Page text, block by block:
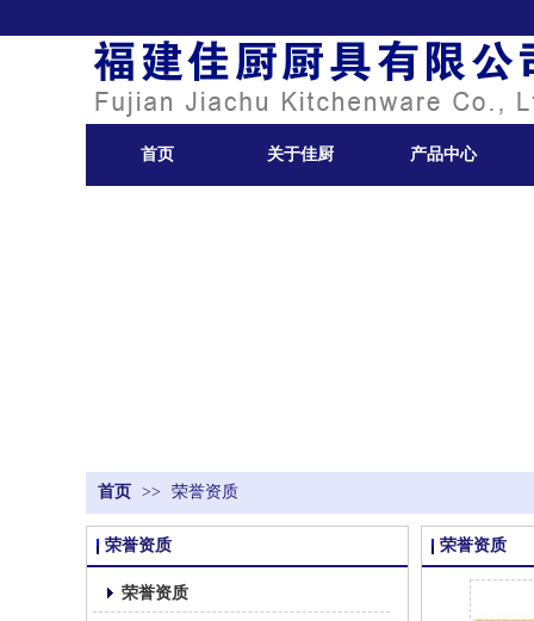
首页 关于佳厨 产品中心
首页 >> 荣誉资质
荣誉资质
荣誉资质
荣誉资质